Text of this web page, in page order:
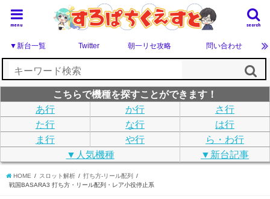
search
menu
▼新台一覧 Twitter 朝一リセ攻略 問い合わせ
こちらで機種を探すことができます！
あ行
か行
さ行
た行
な行
は行
ま行
や行
ら・わ行
▼人気機種
▼新台記事
HOME スロット解析
打ち方-リール配列
戦国BASARA3 打ち方・リール配列・レア小役停止系